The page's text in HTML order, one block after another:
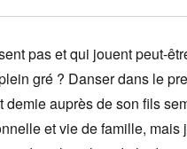
pas et qui jouent peut-
gré ? Danser dans le
demie auprès de son fils
et vie de famille, mais